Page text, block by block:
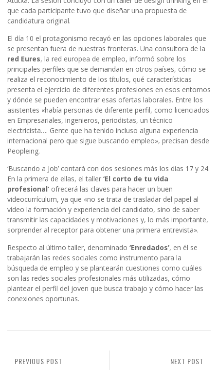
que cada participante tuvo que diseñar una propuesta de
candidatura original.
El día 10 el protagonismo recayó en las opciones laborales que
se presentan fuera de nuestras fronteras. Una consultora de la
red Eures, la red europea de empleo, informó sobre los
principales perfiles que se demandan en otros países, cómo se
realiza el reconocimiento de los títulos, qué características
presenta el ejercicio de diferentes profesiones en esos entornos
y dónde se pueden encontrar esas ofertas laborales. Entre los
asistentes «había personas de diferente perfil, como licenciados
en Empresariales, ingenieros, periodistas, un técnico
electricista…. Gente que ha tenido incluso alguna experiencia
internacional pero que sigue buscando empleo», precisan desde
Peopleing.
‘Buscando a Job’ contará con dos sesiones más los días 17 y 24.
En la primera de ellas, el taller ‘El corto de tu vida
profesional’ ofrecerá las claves para hacer un buen
videocurrículum, ya que «no se trata de trasladar del papel al
vídeo la formación y experiencia del candidato, sino de saber
transmitir las capacidades y motivaciones y, lo más importante,
sorprender al receptor para obtener una primera entrevista».
Respecto al último taller, denominado ‘Enredados’, en él se
trabajarán las redes sociales como instrumento para la
búsqueda de empleo y se plantearán cuestiones como cuáles
son las redes sociales profesionales más utilizadas, cómo
plantear el perfil del joven que busca trabajo y cómo hacer las
conexiones oportunas.
NEXT POST
PREVIOUS POST